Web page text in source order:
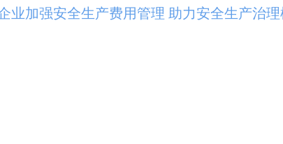
业加强安全生产费用管理 助力安全生产治